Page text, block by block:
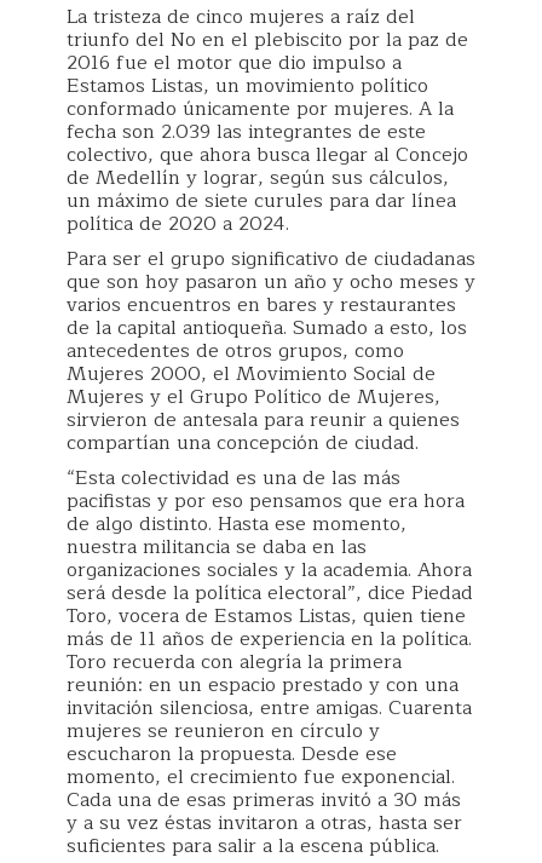
La tristeza de cinco mujeres a raíz del
triunfo del No en el plebiscito por la paz de
2016 fue el motor que dio impulso a
Estamos Listas, un movimiento político
conformado únicamente por mujeres. A la
fecha son 2.039 las integrantes de este
colectivo, que ahora busca llegar al Concejo
de Medellín y lograr, según sus cálculos,
un máximo de siete curules para dar línea
política de 2020 a 2024.
Para ser el grupo significativo de ciudadanas
que son hoy pasaron un año y ocho meses y
varios encuentros en bares y restaurantes
de la capital antioqueña. Sumado a esto, los
antecedentes de otros grupos, como
Mujeres 2000, el Movimiento Social de
Mujeres y el Grupo Político de Mujeres,
sirvieron de antesala para reunir a quienes
compartían una concepción de ciudad.
“Esta colectividad es una de las más
pacifistas y por eso pensamos que era hora
de algo distinto. Hasta ese momento,
nuestra militancia se daba en las
organizaciones sociales y la academia. Ahora
será desde la política electoral”, dice Piedad
Toro, vocera de Estamos Listas, quien tiene
más de 11 años de experiencia en la política.
Toro recuerda con alegría la primera
reunión: en un espacio prestado y con una
invitación silenciosa, entre amigas. Cuarenta
mujeres se reunieron en círculo y
escucharon la propuesta. Desde ese
momento, el crecimiento fue exponencial.
Cada una de esas primeras invitó a 30 más
y a su vez éstas invitaron a otras, hasta ser
suficientes para salir a la escena pública.